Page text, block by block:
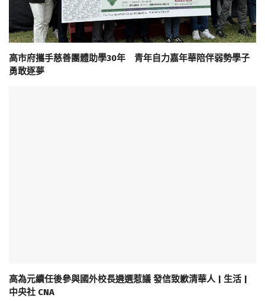
高市府攜手慈善團體助學30年 青年自力嘉年華陪伴弱勢學子
勇敢逐夢
高為元續任後參與國外校長遴選惹議 發信致歉清華人 | 生活 |
中央社 CNA